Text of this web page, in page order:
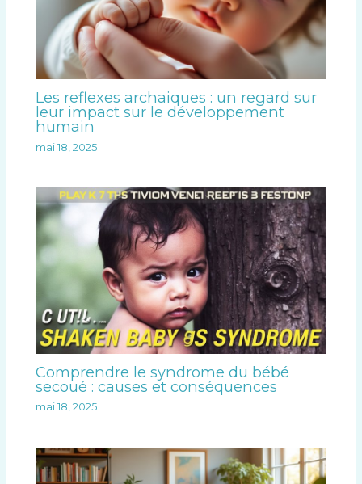
Les reflexes archaiques : un regard sur
leur impact sur le développement
humain
mai 18, 2025
Comprendre le syndrome du bébé
secoué : causes et conséquences
mai 18, 2025